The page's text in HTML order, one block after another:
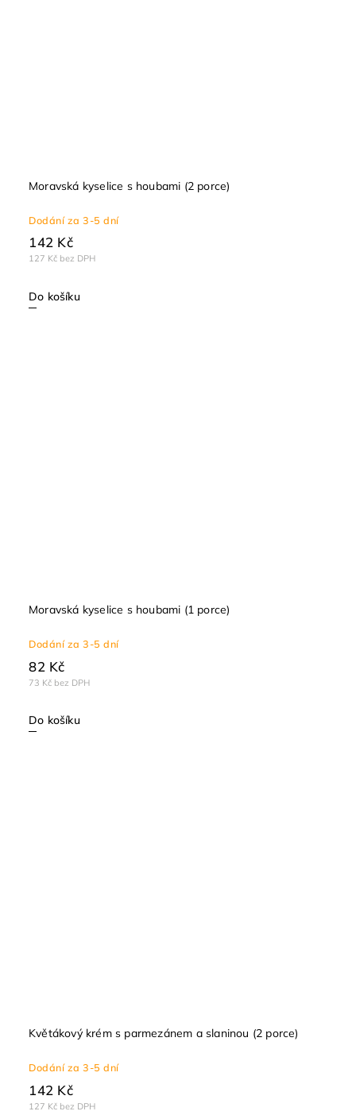
Moravská kyselice s houbami (2 porce)
Dodání za 3-5 dní
127 Kč bez DPH
142 Kč
Do košíku
Moravská kyselice s houbami (1 porce)
Dodání za 3-5 dní
73 Kč bez DPH
82 Kč
Do košíku
Květákový krém s parmezánem a slaninou (2 porce)
Dodání za 3-5 dní
127 Kč bez DPH
142 Kč